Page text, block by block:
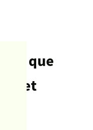
que